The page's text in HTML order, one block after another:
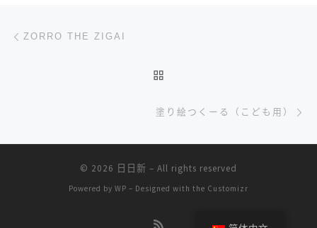
文章导航
ZORRO THE ZIGAI
塗り絵つくーる（こども用）
© 2026 日日新 – All rights reserved
Powered by WP – Designed with the Customizr